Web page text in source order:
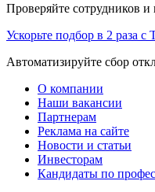
Проверяйте сотрудников
Ускорьте подбор в 2 раза с
Автоматизируйте сбор
О компании
Наши вакансии
Партнерам
Реклама на сайте
Новости и статьи
Инвесторам
Кандидаты по